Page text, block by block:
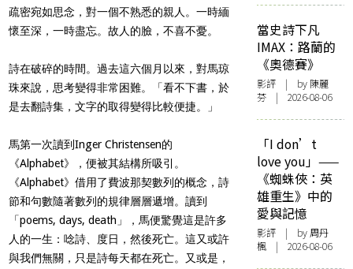
疏密宛如思念，對一個不熟悉的親人。一時緬
懷至深，一時盡忘。故人的臉，不喜不憂。
詩在破碎的時間。過去這六個月以來，對馬琼
珠來說，思考變得非常困難。「看不下書，於
是去翻詩集，文字的取得變得比較便捷。」
馬第一次讀到Inger Christensen的
《Alphabet》，便被其結構所吸引。
《Alphabet》借用了費波那契數列的概念，詩
節和句數隨著數列的規律層層遞增。讀到
「poems, days, death」，馬便驚覺這是許多
人的一生：唸詩、度日，然後死亡。這又或許
與我們無關，只是詩每天都在死亡。又或是，
當史詩下凡
IMAX：路蘭的
《奧德賽》
影評 | by 陳麗
芬 | 2026-08-06
「I don’t
love you」——
《蜘蛛俠：英
雄重生》中的
愛與記憶
影評 | by周丹
楓 | 2026-08-06